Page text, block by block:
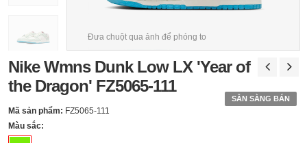
Đưa chuột qua ảnh để phóng to
Nike Wmns Dunk Low LX 'Year of
the Dragon' FZ5065-111
SẴN SÀNG BÁN
Mã sản phẩm: FZ5065-111
Màu sắc: